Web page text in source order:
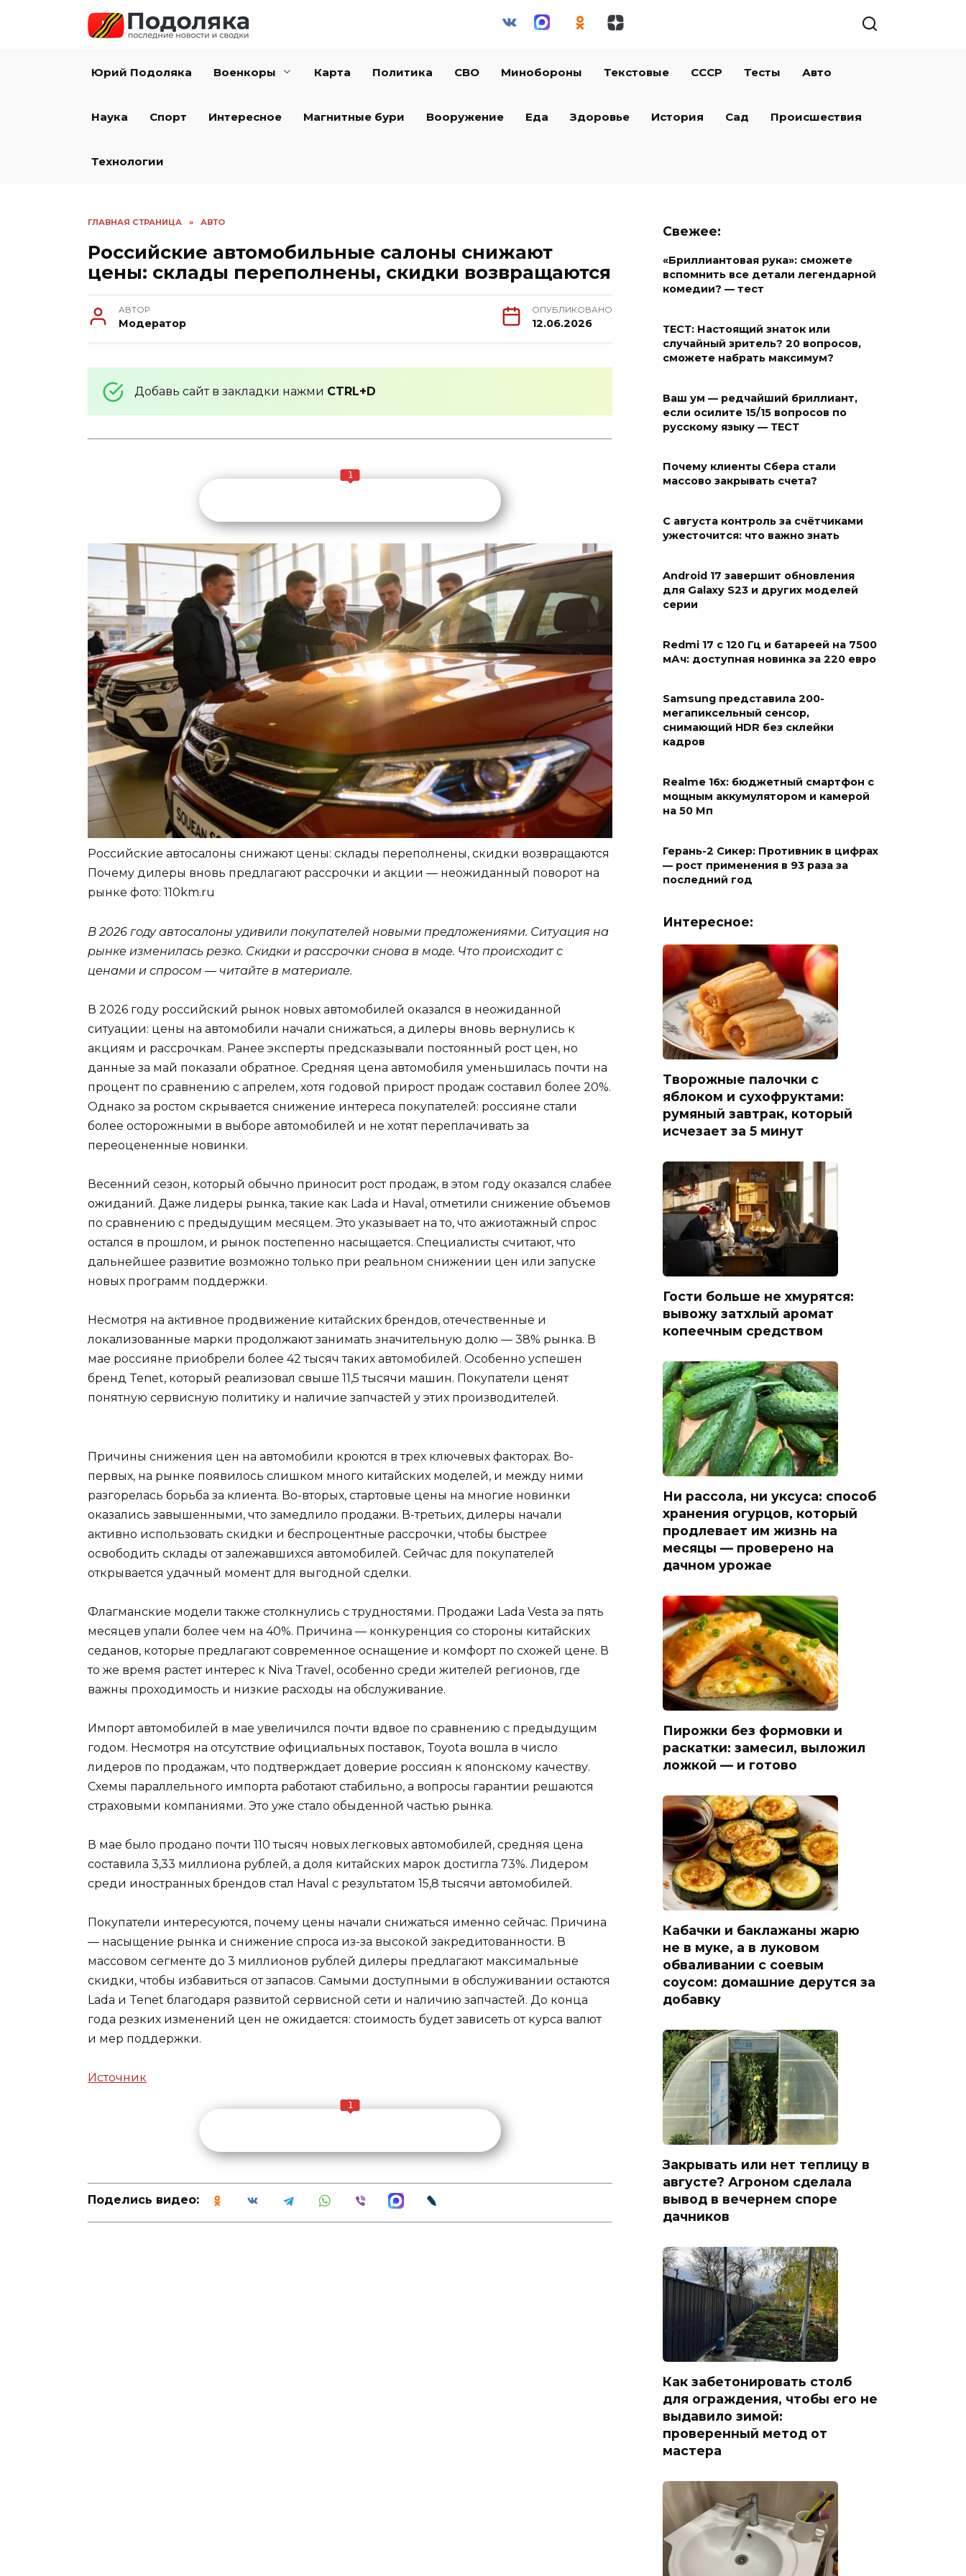
Юрий Подоляка Военкоры Карта Политика СВО Минобороны Текстовые СССР Тесты Авто
Наука Спорт Интересное Магнитные бури Вооружение Еда Здоровье История Сад Происшествия
Технологии
ГЛАВНАЯ СТРАНИЦА » АВТО
Российские автомобильные салоны снижают
цены: склады переполнены, скидки возвращаются
АВТОР
Модератор
ОПУБЛИКОВАНО
12.06.2026
Добавь сайт в закладки нажми CTRL+D
1
Российские автосалоны снижают цены: склады переполнены, скидки возвращаются
Почему дилеры вновь предлагают рассрочки и акции — неожиданный поворот на
рынке фото: 110km.ru
В 2026 году автосалоны удивили покупателей новыми предложениями. Ситуация на
рынке изменилась резко. Скидки и рассрочки снова в моде. Что происходит с
ценами и спросом — читайте в материале.
В 2026 году российский рынок новых автомобилей оказался в неожиданной
ситуации: цены на автомобили начали снижаться, а дилеры вновь вернулись к
акциям и рассрочкам. Ранее эксперты предсказывали постоянный рост цен, но
данные за май показали обратное. Средняя цена автомобиля уменьшилась почти на
процент по сравнению с апрелем, хотя годовой прирост продаж составил более 20%.
Однако за ростом скрывается снижение интереса покупателей: россияне стали
более осторожными в выборе автомобилей и не хотят переплачивать за
переоцененные новинки.
Весенний сезон, который обычно приносит рост продаж, в этом году оказался слабее
ожиданий. Даже лидеры рынка, такие как Lada и Haval, отметили снижение объемов
по сравнению с предыдущим месяцем. Это указывает на то, что ажиотажный спрос
остался в прошлом, и рынок постепенно насыщается. Специалисты считают, что
дальнейшее развитие возможно только при реальном снижении цен или запуске
новых программ поддержки.
Несмотря на активное продвижение китайских брендов, отечественные и
локализованные марки продолжают занимать значительную долю — 38% рынка. В
мае россияне приобрели более 42 тысяч таких автомобилей. Особенно успешен
бренд Tenet, который реализовал свыше 11,5 тысячи машин. Покупатели ценят
понятную сервисную политику и наличие запчастей у этих производителей.
Причины снижения цен на автомобили кроются в трех ключевых факторах. Во-
первых, на рынке появилось слишком много китайских моделей, и между ними
разгорелась борьба за клиента. Во-вторых, стартовые цены на многие новинки
оказались завышенными, что замедлило продажи. В-третьих, дилеры начали
активно использовать скидки и беспроцентные рассрочки, чтобы быстрее
освободить склады от залежавшихся автомобилей. Сейчас для покупателей
открывается удачный момент для выгодной сделки.
Флагманские модели также столкнулись с трудностями. Продажи Lada Vesta за пять
месяцев упали более чем на 40%. Причина — конкуренция со стороны китайских
седанов, которые предлагают современное оснащение и комфорт по схожей цене. В
то же время растет интерес к Niva Travel, особенно среди жителей регионов, где
важны проходимость и низкие расходы на обслуживание.
Импорт автомобилей в мае увеличился почти вдвое по сравнению с предыдущим
годом. Несмотря на отсутствие официальных поставок, Toyota вошла в число
лидеров по продажам, что подтверждает доверие россиян к японскому качеству.
Схемы параллельного импорта работают стабильно, а вопросы гарантии решаются
страховыми компаниями. Это уже стало обыденной частью рынка.
В мае было продано почти 110 тысяч новых легковых автомобилей, средняя цена
составила 3,33 миллиона рублей, а доля китайских марок достигла 73%. Лидером
среди иностранных брендов стал Haval с результатом 15,8 тысячи автомобилей.
Покупатели интересуются, почему цены начали снижаться именно сейчас. Причина
— насыщение рынка и снижение спроса из-за высокой закредитованности. В
массовом сегменте до 3 миллионов рублей дилеры предлагают максимальные
скидки, чтобы избавиться от запасов. Самыми доступными в обслуживании остаются
Lada и Tenet благодаря развитой сервисной сети и наличию запчастей. До конца
года резких изменений цен не ожидается: стоимость будет зависеть от курса валют
и мер поддержки.
Источник
1
Поделись видео:
Свежее:
«Бриллиантовая рука»: сможете
вспомнить все детали легендарной
комедии? — тест
ТЕСТ: Настоящий знаток или
случайный зритель? 20 вопросов,
сможете набрать максимум?
Ваш ум — редчайший бриллиант,
если осилите 15/15 вопросов по
русскому языку — ТЕСТ
Почему клиенты Сбера стали
массово закрывать счета?
С августа контроль за счётчиками
ужесточится: что важно знать
Android 17 завершит обновления
для Galaxy S23 и других моделей
серии
Redmi 17 с 120 Гц и батареей на 7500
мАч: доступная новинка за 220 евро
Samsung представила 200-
мегапиксельный сенсор,
снимающий HDR без склейки
кадров
Realme 16x: бюджетный смартфон с
мощным аккумулятором и камерой
на 50 Мп
Герань-2 Сикер: Противник в цифрах
— рост применения в 93 раза за
последний год
Интересное:
Творожные палочки с
яблоком и сухофруктами:
румяный завтрак, который
исчезает за 5 минут
Гости больше не хмурятся:
вывожу затхлый аромат
копеечным средством
Ни рассола, ни уксуса: способ
хранения огурцов, который
продлевает им жизнь на
месяцы — проверено на
дачном урожае
Пирожки без формовки и
раскатки: замесил, выложил
ложкой — и готово
Кабачки и баклажаны жарю
не в муке, а в луковом
обваливании с соевым
соусом: домашние дерутся за
добавку
Закрывать или нет теплицу в
августе? Агроном сделала
вывод в вечернем споре
дачников
Как забетонировать столб
для ограждения, чтобы его не
выдавило зимой:
проверенный метод от
мастера